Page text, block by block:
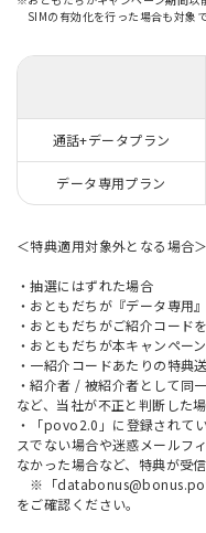
SIMの有効化を行った場合も対象で
通話+データプラン
データ専用プラン
＜特典適用対象外となる場合＞
・抽選にはずれた場合
・おともだちが『データ専用
・おともだちがご紹介コー
・おともだちが本キャンペー
・一紹介コードあたりの特典
・紹介者 / 被紹介者として同
など、当社が不正と判断した
・「povo2.0」に登録されて
スでない場合や迷惑メールフ
なかった場合など、特典が受
※「
をご確認ください。